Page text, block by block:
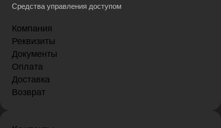
Средства управления доступом
Компания
Реквизиты
Документы
Оплата
Доставка
Возврат